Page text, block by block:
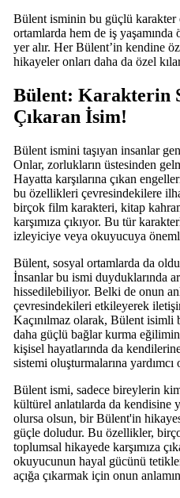
Bülent isminin bu güçlü karakter
ortamlarda hem de iş yaşamında
yer alır. Her Bülent’in kendine
hikayeler onları daha da özel
Bülent: Karakterin
Çıkaran İsim!
Bülent ismini taşıyan insanlar
Onlar, zorlukların üstesinden
Hayatta karşılarına çıkan
bu özellikleri çevresindekilere
birçok film karakteri, kitap
karşımıza çıkıyor. Bu tür
izleyiciye veya okuyucuya
Bülent, sosyal ortamlarda da
İnsanlar bu ismi duyduklarında
hissedilebiliyor. Belki de onun
çevresindekileri etkileyerek
Kaçınılmaz olarak, Bülent
daha güçlü bağlar kurma
kişisel hayatlarında da
sistemi oluşturmalarına yardımcı
Bülent ismi, sadece bireylerin
kültürel anlatılarda da kendisine
olursa olsun, bir Bülent'in
güçle doludur. Bu özellikler,
toplumsal hikayede karşımıza
okuyucunun hayal gücünü
açığa çıkarmak için onun